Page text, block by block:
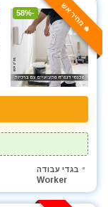
🔥 מחיר אש -58%
בגדי עבודה
Worker